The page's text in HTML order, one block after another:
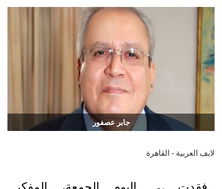
جابر عصفور
لايف العربية - القاهرة